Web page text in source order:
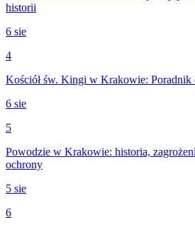
historii
6 sie
4
Kościół św. Kingi w Krakowie: Poradnik
6 sie
5
Powodzie w Krakowie: historia,
ochrony
5 sie
6